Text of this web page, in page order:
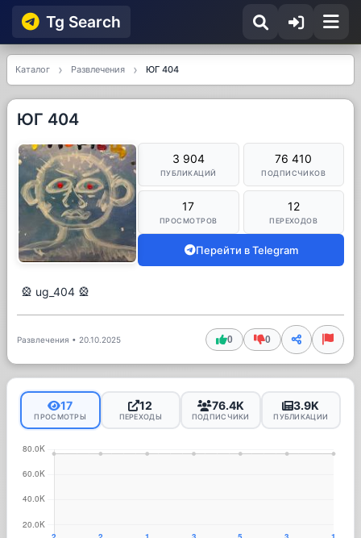
Tg Searсh
Каталог Развлечения ЮГ 404
ЮГ 404
3 904
ПУБЛИКАЦИЙ
76 410
ПОДПИСЧИКОВ
17
ПРОСМОТРОВ
12
ПЕРЕХОДОВ
Перейти в Telegram
🎡 ug_404 🎡
Развлечения • 20.10.2025 0 0
17
ПРОСМОТРЫ
12
ПЕРЕХОДЫ
76.4K
ПОДПИСЧИКИ
3.9K
ПУБЛИКАЦИИ